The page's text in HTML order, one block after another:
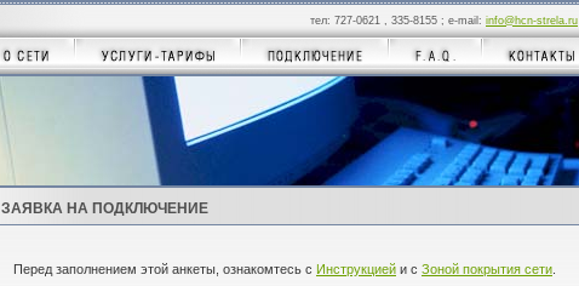
тел: 727-0621 , 335-8155 ; e-mail: info@hcn-strela.ru
ЗАЯВКА НА ПОДКЛЮЧЕНИЕ
Перед заполнением этой анкеты, ознакомтесь с Инструкцией и с Зоной покрытия сети